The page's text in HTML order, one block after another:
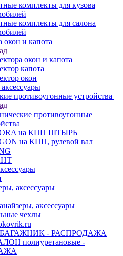
комплекты для кузова
комплекты для салона
окон и капота
окон и капота
капота
окон
противоугонные устройства
противоугонные
на КПП ШТЫРЬ
на КПП, рулевой вал
аксессуары
аксессуары
чехлы
БАГАЖНИК - РАСПРОДАЖА
полиуретановые -